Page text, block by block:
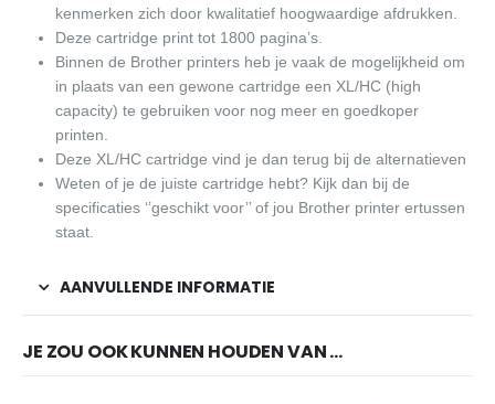
kenmerken zich door kwalitatief hoogwaardige afdrukken.
Deze cartridge print tot 1800 pagina’s.
Binnen de Brother printers heb je vaak de mogelijkheid om
in plaats van een gewone cartridge een XL/HC (high
capacity) te gebruiken voor nog meer en goedkoper
printen.
Deze XL/HC cartridge vind je dan terug bij de alternatieven
Weten of je de juiste cartridge hebt? Kijk dan bij de
specificaties ‘’geschikt voor’’ of jou Brother printer ertussen
staat.
AANVULLENDE INFORMATIE
JE ZOU OOK KUNNEN HOUDEN VAN …